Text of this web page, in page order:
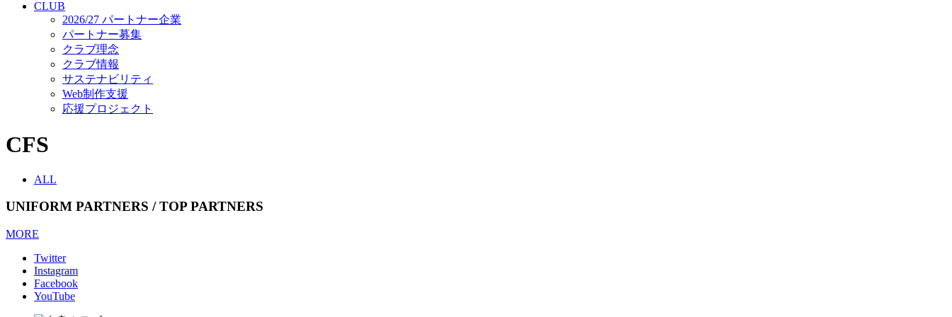
CLUB
2026/27 パートナー企業
パートナー募集
クラブ理念
クラブ情報
サステナビリティ
Web制作支援
応援プロジェクト
CFS
ALL
UNIFORM PARTNERS / TOP PARTNERS
MORE
Twitter
Instagram
Facebook
YouTube